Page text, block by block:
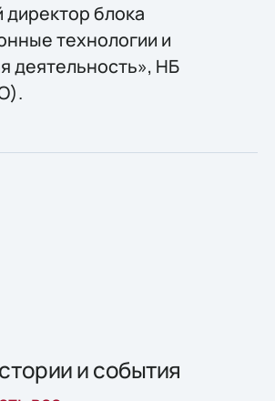
блока
технологии и
деятельность», НБ
и события